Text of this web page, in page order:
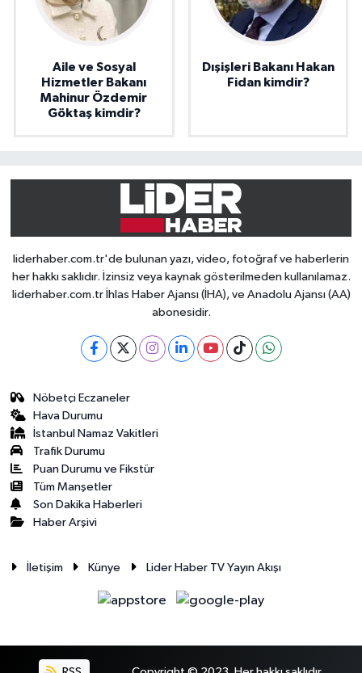
Aile ve Sosyal
Hizmetler Bakanı
Mahinur Özdemir
Göktaş kimdir?
Dışişleri Bakanı Hakan
Fidan kimdir?
liderhaber.com.tr'de bulunan yazı, video, fotoğraf ve haberlerin
her hakkı saklıdır. İzinsiz veya kaynak gösterilmeden kullanılamaz.
liderhaber.com.tr İhlas Haber Ajansı (İHA), ve Anadolu Ajansı (AA)
abonesidir.
Nöbetçi Eczaneler
Hava Durumu
İstanbul Namaz Vakitleri
Trafik Durumu
Puan Durumu ve Fikstür
Tüm Manşetler
Son Dakika Haberleri
Haber Arşivi
İletişim Künye Lider Haber TV Yayın Akışı